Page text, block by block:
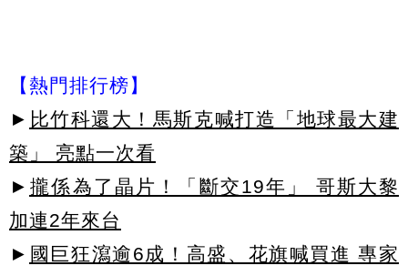
【熱門排行榜】
► 比竹科還大！馬斯克喊打造「地球最大建
築」 亮點一次看
► 攏係為了晶片！「斷交19年」 哥斯大黎
加連2年來台
► 國巨狂瀉逾6成！高盛、花旗喊買進 專家